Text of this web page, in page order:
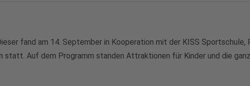
fand am 14. September in Kooperation mit der KISS Sportschule,
Auf dem Programm standen Attraktionen für Kinder und die